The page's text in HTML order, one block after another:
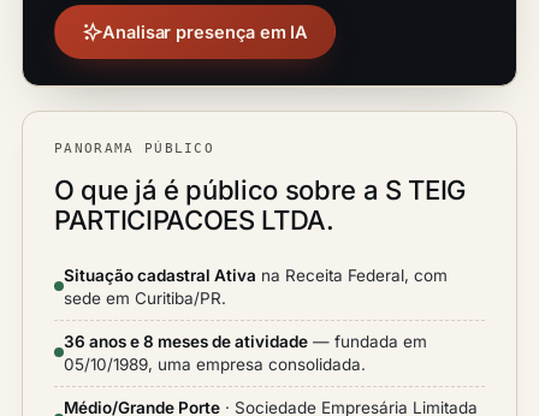
Analisar presença em IA
PANORAMA PÚBLICO
O que já é público sobre a S TEIG
PARTICIPACOES LTDA.
Situação cadastral Ativa na Receita Federal, com
sede em Curitiba/PR.
36 anos e 8 meses de atividade — fundada em
05/10/1989, uma empresa consolidada.
Médio/Grande Porte · Sociedade Empresária Limitada